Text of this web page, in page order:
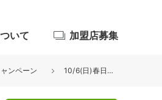
いて 加盟店募集
ンペーン 10/6(日)春日展示場３周年記念 大抽選会開催！！